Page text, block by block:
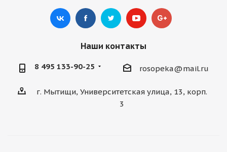
Наши контакты
8 495 133-90-25 rosopeka@mail.ru
г. Мытищи, Университетская улица, 13, корп.
3